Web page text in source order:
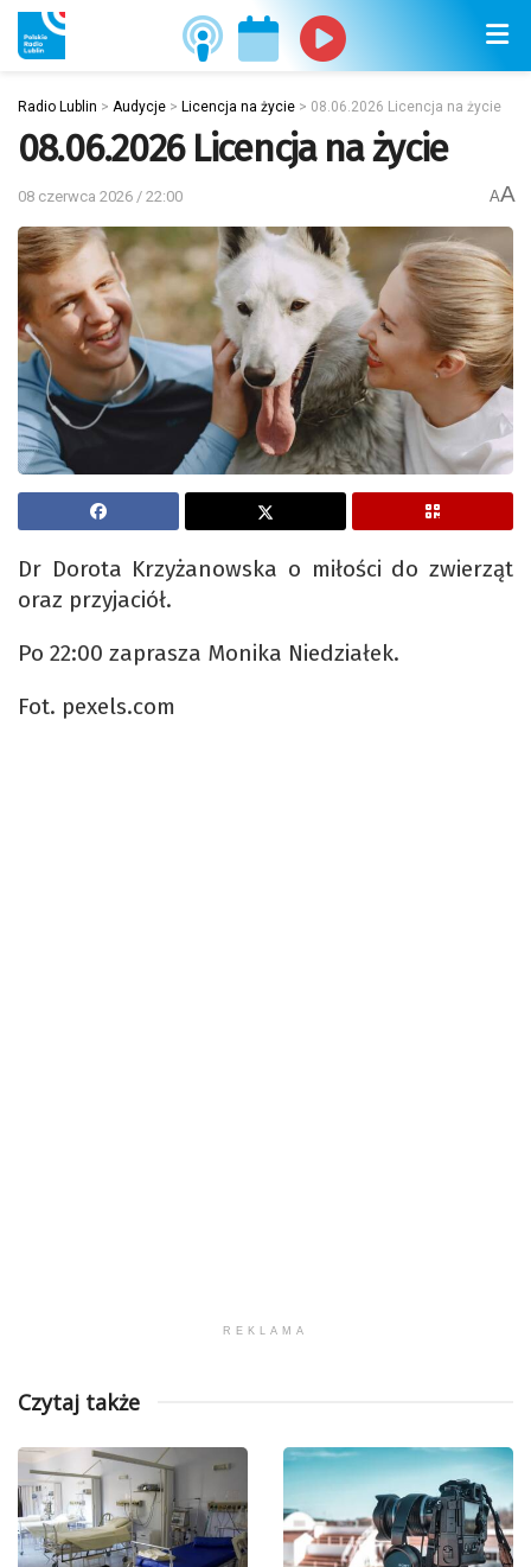
Radio Lublin > Audycje > Licencja na życie > 08.06.2026 Licencja na życie
08.06.2026 Licencja na życie
08 czerwca 2026 / 22:00 AA
Dr Dorota Krzyżanowska o miłości do zwierząt
oraz przyjaciół.
Po 22:00 zaprasza Monika Niedziałek.
Fot. pexels.com
REKLAMA
Czytaj także